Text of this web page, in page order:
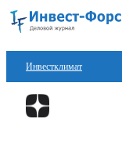
Инвестклимат
Финансы